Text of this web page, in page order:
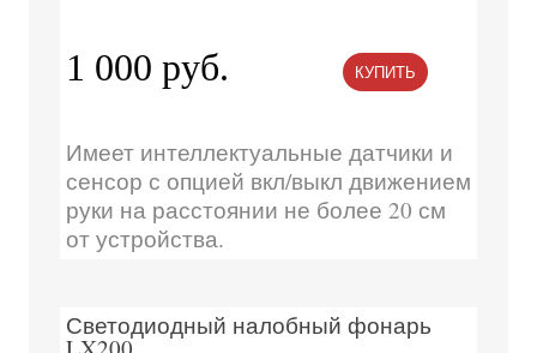
1 000 руб. КУПИТЬ
Имеет интеллектуальные датчики и
сенсор с опцией вкл/выкл движением
руки на расстоянии не более 20 см
от устройства.
Светодиодный налобный фонарь